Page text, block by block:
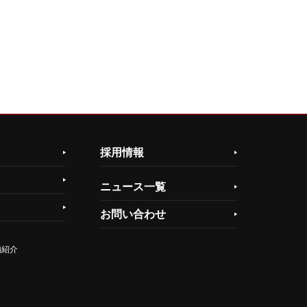
介
採用情報
ニュース一覧
お問い合わせ